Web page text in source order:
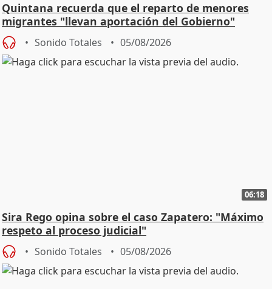
Quintana recuerda que el reparto de menores
migrantes "llevan aportación del Gobierno"
central
Sonido Totales 05/08/2026
06:18
Sira Rego opina sobre el caso Zapatero: "Máximo
respeto al proceso judicial"
Sonido Totales 05/08/2026